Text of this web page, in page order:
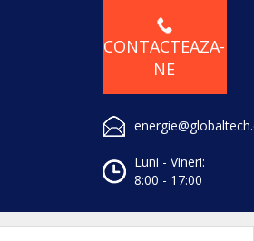
CONTACTEAZA-
NE
Luni - Vineri:
8:00 - 17:00